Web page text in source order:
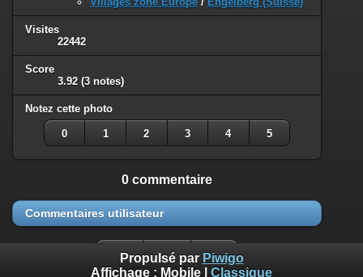
Visites
22442
Score
3.92 (3 notes)
Notez cette photo
0 1 2 3 4 5
0 commentaire
Commentaires utilisateur
Propulsé par Piwigo
Affichage : Mobile Classique